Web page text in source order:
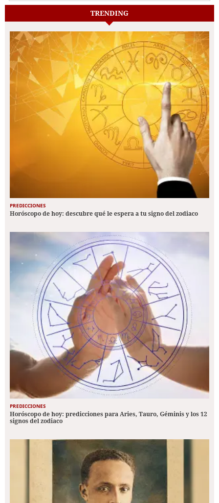
TRENDING
PREDICCIONES
Horóscopo de hoy: descubre qué le espera a tu signo del zodiaco
PREDICCIONES
Horóscopo de hoy: predicciones para Aries, Tauro, Géminis y los 12
signos del zodiaco